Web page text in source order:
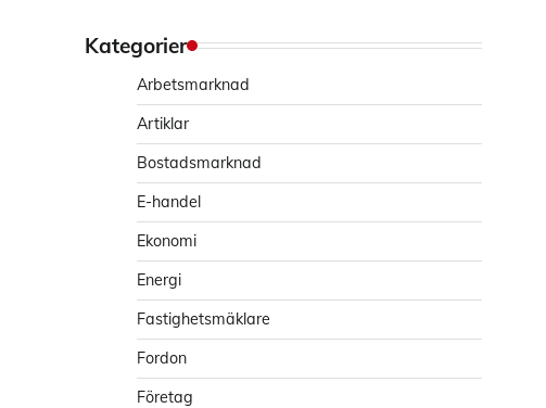
Kategorier
Arbetsmarknad
Artiklar
Bostadsmarknad
E-handel
Ekonomi
Energi
Fastighetsmäklare
Fordon
Företag